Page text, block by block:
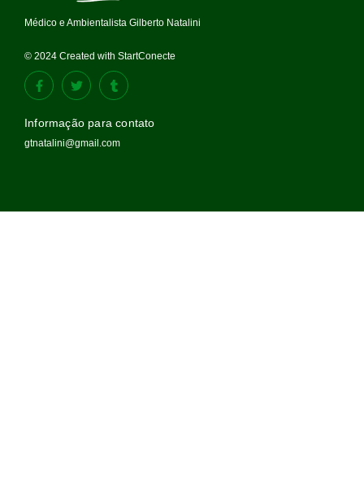
Médico e Ambientalista Gilberto Natalini
© 2024 Created with StartConecte
Informação para contato
gtnatalini@gmail.com